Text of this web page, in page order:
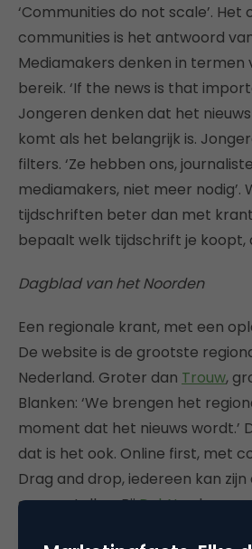
‘Communities do not scale’.
communities is het antwoord
Mediamakers denken in
bereik. ‘If the news is that
Jongeren denken dat het
komt als het belangrijk is.
filters. ‘Ze hebben ons,
mediamakers, niet meer
tijdschriften beter dan met
bepaalt welk tijdschrift je koopt,
Dagblad van het Noorden
Een regionale krant, met een
De website is de grootste
Nederland. Groter dan Trouw,
Blanken: ‘We brengen het
moment dat het nieuws wordt.’
dat is het ook. Online first, met
Drag and drop, iedereen kan zijn
samenstellen. BijDvhNgeloven